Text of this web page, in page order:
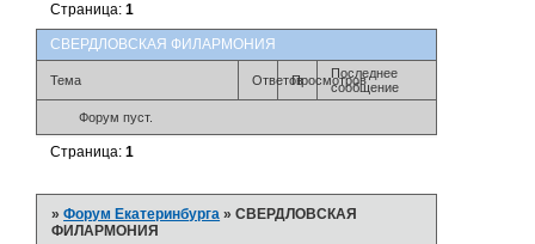
СВЕРДЛОВСКАЯ ФИЛАРМОНИЯ
Страница:1
Тема ОтветовПросмотровПоследнее
сообщение
Форум пуст.
Страница:1
»Форум Екатеринбурга »СВЕРДЛОВСКАЯ
ФИЛАРМОНИЯ